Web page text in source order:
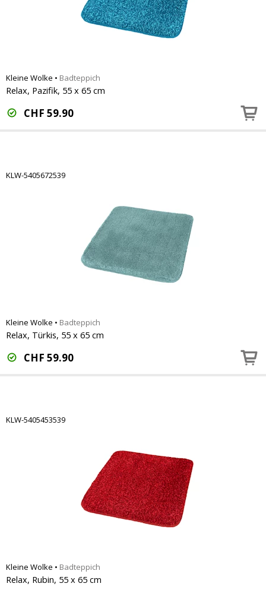
Kleine Wolke • Badteppich
Relax, Pazifik, 55 x 65 cm
CHF 59.90
KLW-5405672539
Kleine Wolke • Badteppich
Relax, Türkis, 55 x 65 cm
CHF 59.90
KLW-5405453539
Kleine Wolke • Badteppich
Relax, Rubin, 55 x 65 cm